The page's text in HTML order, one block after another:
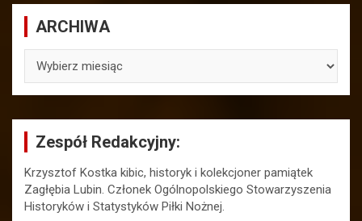
ARCHIWA
Zespół Redakcyjny:
Krzysztof Kostka kibic, historyk i kolekcjoner pamiątek
Zagłębia Lubin. Członek Ogólnopolskiego Stowarzyszenia
Historyków i Statystyków Piłki Nożnej.